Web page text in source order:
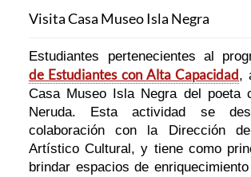
Visita Casa Museo Isla Negra
Estudiantes pertenecientes al
de Estudiantes con Alta Capacidad,
Casa Museo Isla Negra del poeta
Neruda. Esta actividad se
colaboración con la Dirección
Artístico Cultural, y tiene como
brindar espacios de